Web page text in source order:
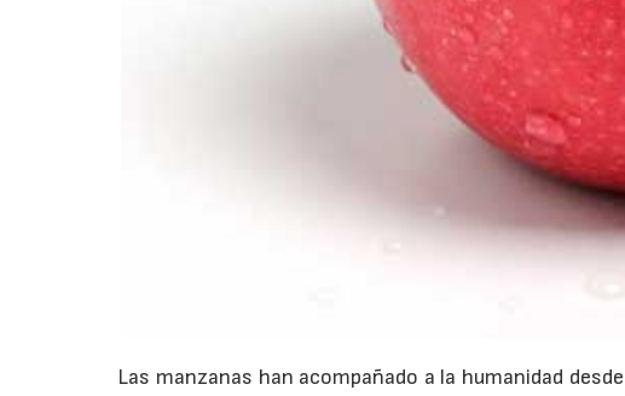
Las manzanas han acompañado a la humanidad